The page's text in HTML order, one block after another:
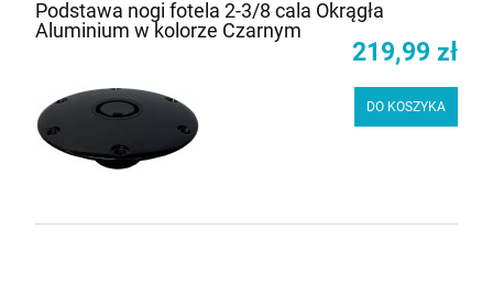
Podstawa nogi fotela 2-3/8 cala Okrągła
Aluminium w kolorze Czarnym
219,99 zł
DO KOSZYKA